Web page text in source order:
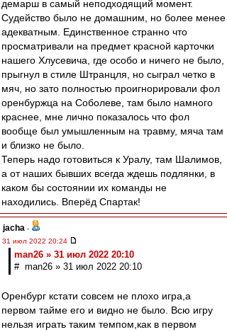
демарш в самый неподходящий момент.
Судейство было не домашним, но более менее
адекватным. Единственное странно что
просматривали на предмет красной карточки
нашего Хлусевича, где особо и ничего не было,
прыгнул в стиле Штранцля, но сыграл четко в
мяч, но зато полностью проигнорировали фол
оренбуржца на Соболеве, там было намного
краснее, мне лично показалось что фол
вообще был умышленным на травму, мяча там
и близко не было.
Теперь надо готовиться к Уралу, там Шалимов,
а от наших бывших всегда ждешь подлянки, в
каком бы состоянии их команды не
находились. Вперёд Спартак!
jacha -
31 июл 2022 20:24
man26 » 31 июл 2022 20:10
# man26 » 31 июл 2022 20:10
Оренбург кстати совсем не плохо игра,а
первом тайме его и видно не было. Всю игру
нельзя играть таким темпом,как в первом